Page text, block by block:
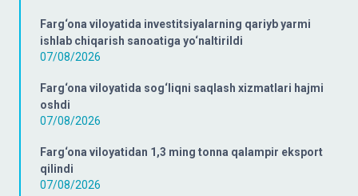
Farg‘ona viloyatida investitsiyalarning qariyb yarmi
ishlab chiqarish sanoatiga yo‘naltirildi
07/08/2026
Farg‘ona viloyatida sog‘liqni saqlash xizmatlari hajmi
oshdi
07/08/2026
Farg‘ona viloyatidan 1,3 ming tonna qalampir eksport
qilindi
07/08/2026